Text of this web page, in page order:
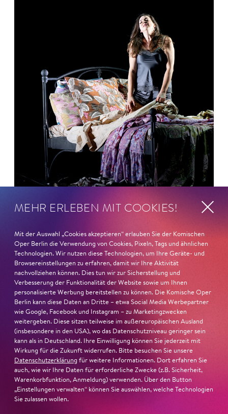
Ambur Braid für DER FAUST
nominiert
Ambur Braidist für den Deutschen Theaterpreis DER
FAUST nominiert in der Kategorie »Darsteller:in
Musiktheater«. Ihr eindrucksvolles Rollendebüt als
Katerina Lwowna Ismailowa in Barrie Koskys
Lady
Macbeth von Mzensk
sei jederzeit authentisch, ziehe das
Publikum in ihren Bann, fordere zum Miterleben und
Mitleiden heraus – niemand im Saal bliebe teilnahmslos
zurück, lobt die Jury Ambur Braids stimmliche Wucht
und ihre starke Bühnenpräsenz:
MEHR ERLEBEN MIT COOKIES!
Mit der Auswahl „Cookies akzeptieren“ erlauben Sie der Komischen
Oper Berlin die Verwendung von Cookies, Pixeln, Tags und ähnlichen
Technologien. Wir nutzen diese Technologien, um Ihre Geräte- und
Browsereinstellungen zu erfahren, damit wir Ihre Aktivität
nachvollziehen können. Dies tun wir zur Sicherstellung und
Verbesserung der Funktionalität der Website sowie um Ihnen
personalisierte Werbung bereitstellen zu können. Die Komische Oper
Berlin kann diese Daten an Dritte – etwa Social Media Werbepartner
wie Google, Facebook und Instagram – zu Marketingzwecken
weitergeben. Diese sitzen teilweise im außereuropäischen Ausland
(insbesondere in den USA), wo das Datenschutzniveau geringer sein
kann als in Deutschland. Ihre Einwilligung können Sie jederzeit mit
Wirkung für die Zukunft widerrufen. Bitte besuchen Sie unsere
Datenschutzerklärung für weitere Informationen. Dort erfahren Sie
auch, wie wir Ihre Daten für erforderliche Zwecke (z.B. Sicherheit,
Warenkorbfunktion, Anmeldung) verwenden. Über den Button
„Einstellungen verwalten“ können Sie auswählen, welche Technologien
Sie zulassen wollen.